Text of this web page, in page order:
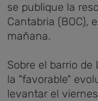
se publique la
Cantabria (BOC),
mañana.
Sobre el barrio
la "favorable"
levantar el